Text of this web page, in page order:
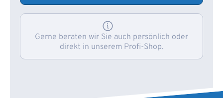
Gerne beraten wir Sie auch persönlich oder
direkt in unserem Profi-Shop.